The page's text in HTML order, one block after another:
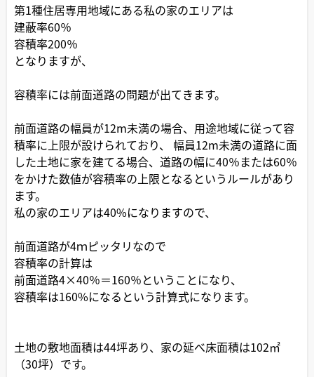
第1種住居専用地域にある私の家のエリアは
建蔽率60％
容積率200％
となりますが、
容積率には前面道路の問題が出てきます。
前面道路の幅員が12m未満の場合、用途地域に従って容
積率に上限が設けられており、 幅員12m未満の道路に面
した土地に家を建てる場合、道路の幅に40％または60％
をかけた数値が容積率の上限となるというルールがあり
ます。
私の家のエリアは40%になりますので、
前面道路が4ｍピッタリなので
容積率の計算は
前面道路4×40％＝160％ということになり、
容積率は160%になるという計算式になります。
土地の敷地面積は44坪あり、家の延べ床面積は102㎡
（30坪）です。